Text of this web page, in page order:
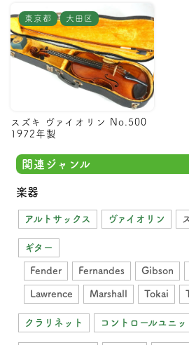
東京都 大田区
スズキ ヴァイオリン No.500
1972年製
関連ジャンル
楽器
アルトサックス ヴァイオリン
ギター
Fender Fernandes Gibson
Lawrence Marshall Tokai
クラリネット コントロールユニッ